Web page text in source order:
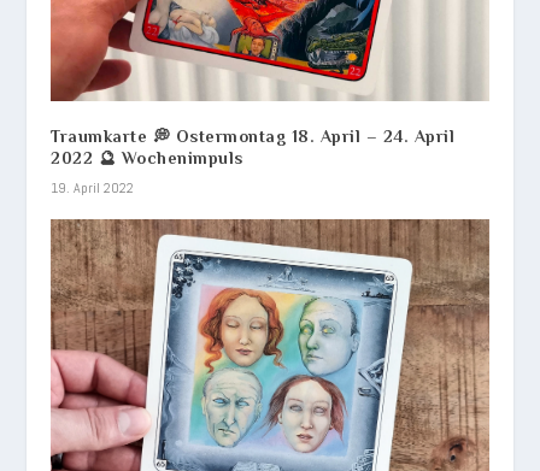
Traumkarte 💭 Ostermontag 18. April – 24. April
2022 🔮 Wochenimpuls
19. April 2022